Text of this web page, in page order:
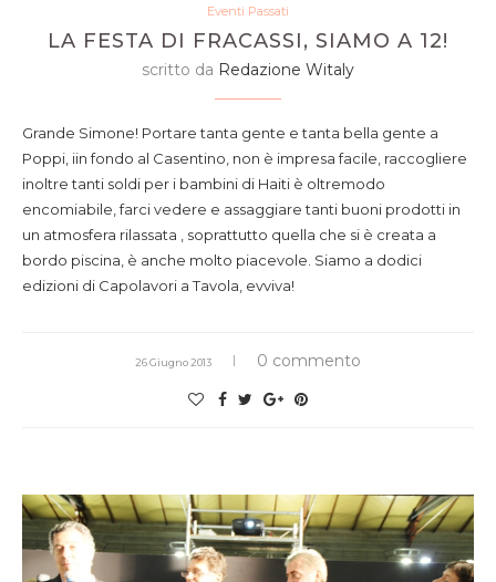
Eventi Passati
LA FESTA DI FRACASSI, SIAMO A 12!
scritto da Redazione Witaly
Grande Simone! Portare tanta gente e tanta bella gente a
Poppi, iin fondo al Casentino, non è impresa facile, raccogliere
inoltre tanti soldi per i bambini di Haiti è oltremodo
encomiabile, farci vedere e assaggiare tanti buoni prodotti in
un atmosfera rilassata , soprattutto quella che si è creata a
bordo piscina, è anche molto piacevole. Siamo a dodici
edizioni di Capolavori a Tavola, evviva!
26 Giugno 2013 0 commento